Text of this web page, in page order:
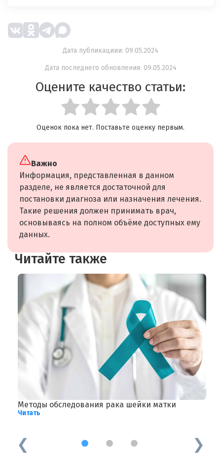
Дата публикациии: 09.05.2024
Дата последнего обновления: 09.05.2024
Оцените качество статьи:
Оценок пока нет. Поставьте оценку первым.
Важно
Информация, представленная в данном
разделе, не является достаточной для
постановки диагноза или назначения лечения.
Такие решения должен принимать врач,
основываясь на полном объёме доступных ему
данных.
Читайте также
Методы обследования рака шейки матки
Читать
1 2 3